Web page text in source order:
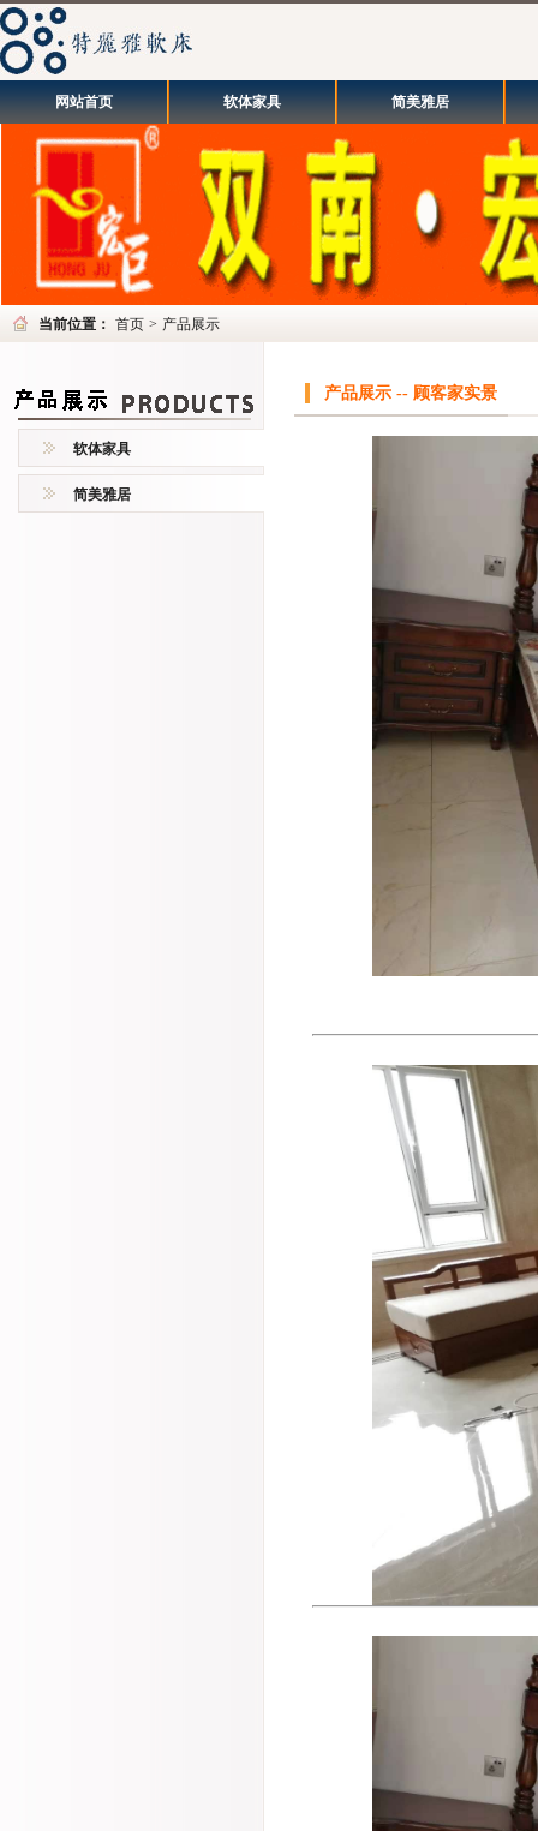
网站首页 软体家具 简美雅居
当前位置： 首页 > 产品展示
软体家具
简美雅居
产品展示 -- 顾客家实景